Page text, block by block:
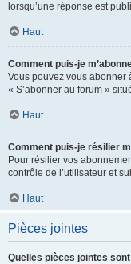
lorsqu’une réponse est
Haut
Comment puis-je
Vous pouvez vous abonner
« S’abonner au forum »
Haut
Comment puis-je résilier
Pour résilier vos
contrôle de l’utilisateur et
Haut
Pièces jointes
Quelles pièces jointes